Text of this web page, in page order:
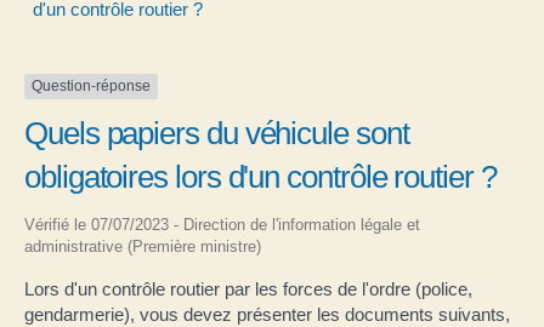
d'un contrôle routier ?
Question-réponse
Quels papiers du véhicule sont
obligatoires lors d'un contrôle routier ?
Vérifié le 07/07/2023 - Direction de l'information légale et
administrative (Première ministre)
Lors d'un contrôle routier par les forces de l'ordre (police,
gendarmerie), vous devez présenter les documents suivants,